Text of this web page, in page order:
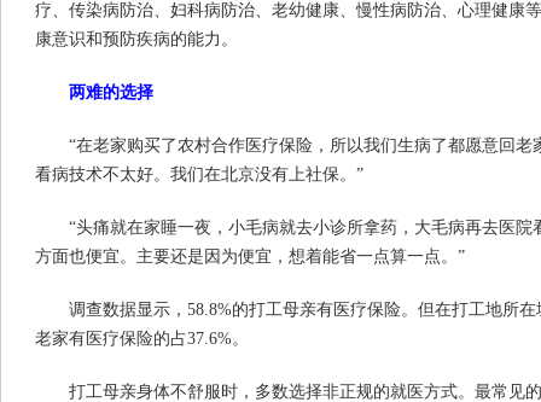
疗、传染病防治、妇科病防治、老幼健康、慢性病防治、心理健康
康意识和预防疾病的能力。
两难的选择
“在老家购买了农村合作医疗保险，所以我们生病了都愿意回
看病技术不太好。我们在北京没有上社保。”
“头痛就在家睡一夜，小毛病就去小诊所拿药，大毛病再去医
方面也便宜。主要还是因为便宜，想着能省一点算一点。”
调查数据显示，58.8%的打工母亲有医疗保险。但在打工地所
老家有医疗保险的占37.6%。
打工母亲身体不舒服时，多数选择非正规的就医方式。最常见